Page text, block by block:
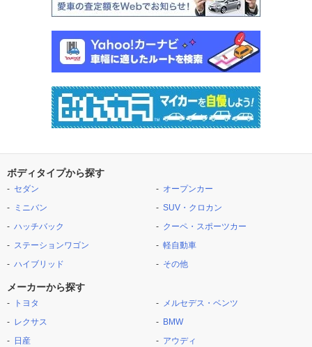
ボディタイプから探す
セダン
ミニバン
ハッチバック
ステーションワゴン
ハイブリッド
オープンカー
SUV・クロカン
クーペ・スポーツカー
軽自動車
その他
メーカーから探す
トヨタ
レクサス
日産
メルセデス・ベンツ
BMW
アウディ